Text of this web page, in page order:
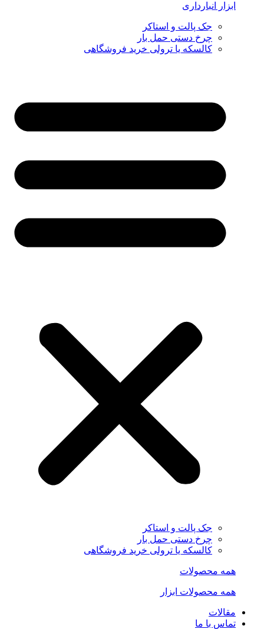
ابزار انبارداری
جک پالت و استاکر
چرخ دستی حمل بار
کالسکه یا ترولی خرید فروشگاهی
جک پالت و استاکر
چرخ دستی حمل بار
کالسکه یا ترولی خرید فروشگاهی
همه محصولات
همه محصولات ابزار
مقالات
تماس با ما